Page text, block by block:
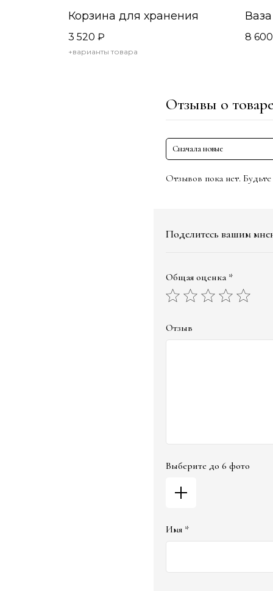
Корзина для хранения
3 520 ₽
+варианты товара
8 600
Отзывы о товаре
Сначала новые
Отзывов пока нет.
Поделитесь вашим
Общая оценка *
Отзыв
Выберите до 6 фото
Имя *